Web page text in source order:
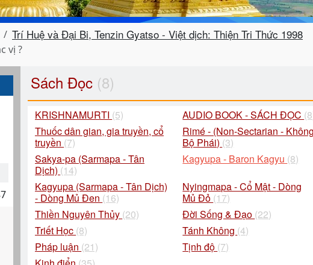
Trí Huệ và Đại Bi, Tenzin Gyatso - Việt dịch: Thiện Tri Thức 1998
vị ?
Sách Đọc (8)
KRISHNAMURTI (5) AUDIO BOOK - SÁCH ĐỌC
Thuốc dân gian, gia truyền, cổ
truyền (7)
Rimé - (Non-Sectarian - Không
Bộ Phái) (3)
Sakya-pa (Sarmapa - Tân
Dịch) (14)
Kagyupa - Baron Kagyu (8)
Kagyupa (Sarmapa - Tân Dịch)
- Dòng Mủ Đen (16)
Nyingmapa - Cổ Mật - Dòng
Mủ Đỏ (17)
Thiền Nguyên Thủy (20) Đời Sống & Đạo (22)
Triết Học (8) Tánh Không (4)
Pháp luận (21) Tịnh độ (7)